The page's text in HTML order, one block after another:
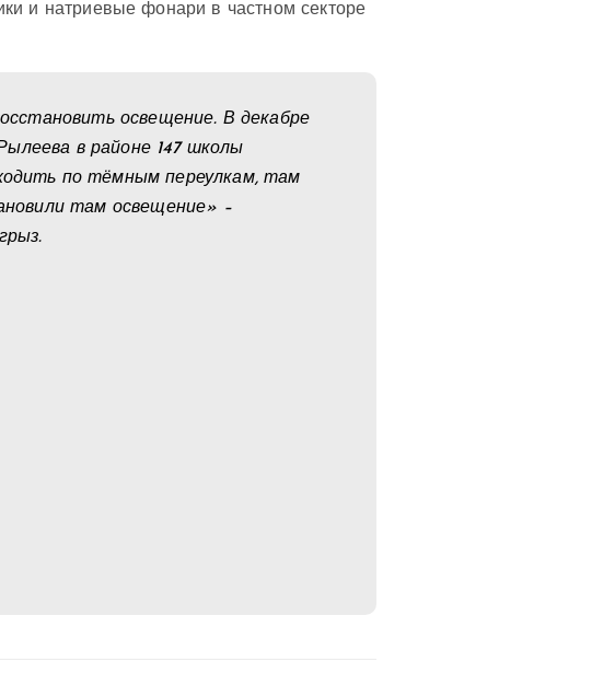
и натриевые фонари в частном секторе
освещение. В декабре
в районе 147 школы
по тёмным переулкам, там
там освещение» –